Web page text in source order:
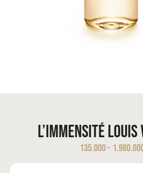
L’Immensité
135.000-